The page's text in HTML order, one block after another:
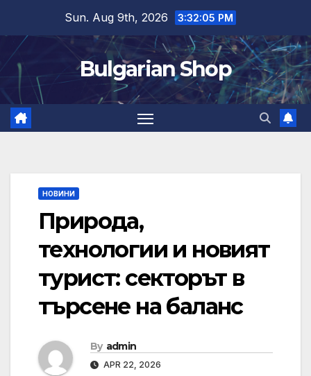
content
Sun. Aug 9th, 2026 3:32:05 PM
Bulgarian Shop
НОВИНИ
Природа,
технологии и новият
турист: секторът в
търсене на баланс
By admin
APR 22, 2026